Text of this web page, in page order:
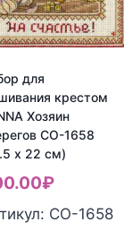
для
крестом
Хозяин
СО-1658
x 22 см)
₽
СО-1658